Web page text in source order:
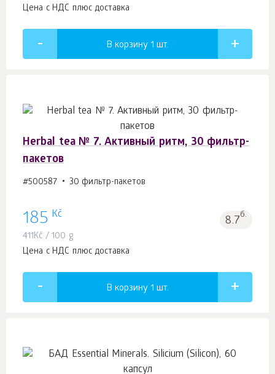
Цена с НДС плюс доставка
В корзину 1 шт.
Herbal tea № 7. Активный ритм, 30 фильтр-
пакетов
#500587 30 фильтр-пакетов
185 Kč 8.7б.
411Kč / 100 g
Цена с НДС плюс доставка
В корзину 1 шт.